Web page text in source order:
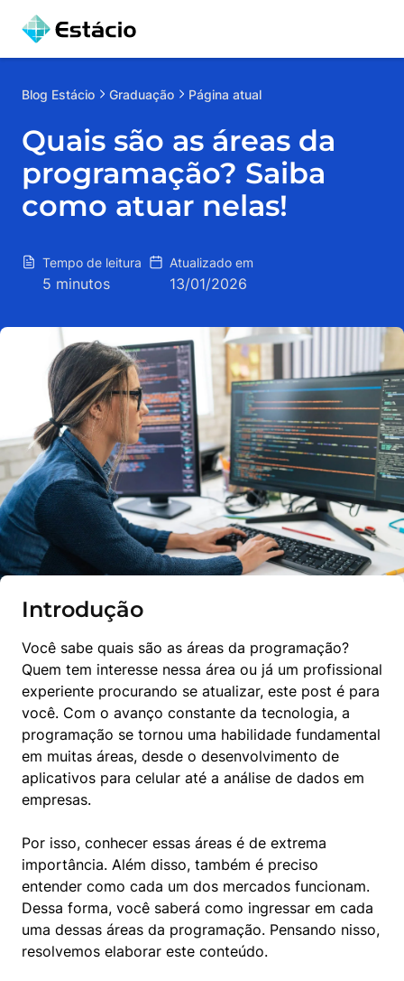
Blog Estácio Graduação Página atual
Quais são as áreas da
programação? Saiba
como atuar nelas!
Tempo de leitura
5 minutos
Atualizado em
13/01/2026
Introdução
Você sabe quais são as áreas da programação?
Quem tem interesse nessa área ou já um profissional
experiente procurando se atualizar, este post é para
você. Com o avanço constante da tecnologia, a
programação se tornou uma habilidade fundamental
em muitas áreas, desde o desenvolvimento de
aplicativos para celular até a análise de dados em
empresas.
Por isso, conhecer essas áreas é de extrema
importância. Além disso, também é preciso
entender como cada um dos mercados funcionam.
Dessa forma, você saberá como ingressar em cada
uma dessas áreas da programação. Pensando nisso,
resolvemos elaborar este conteúdo.